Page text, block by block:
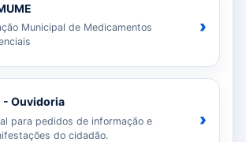
Municipal de Medicamentos
›
- Ouvidoria
para pedidos de informação e
do cidadão.
›